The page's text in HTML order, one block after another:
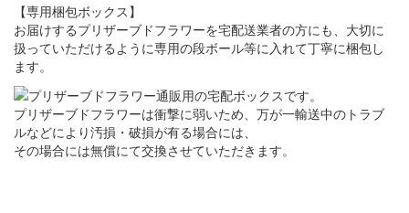
【専用梱包ボックス】
お届けするプリザーブドフラワーを宅配送業者の方にも、大切に
扱っていただけるように専用の段ボール等に入れて丁寧に梱包し
ます。
プリザーブドフラワーは衝撃に弱いため、万が一輸送中のトラブ
ルなどにより汚損・破損が有る場合には、
その場合には無償にて交換させていただきます。